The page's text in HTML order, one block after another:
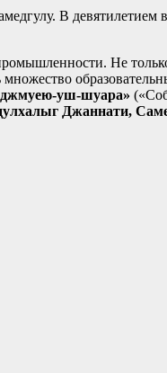
В девятилетием
Не
уш-шуара»
Джаннати,